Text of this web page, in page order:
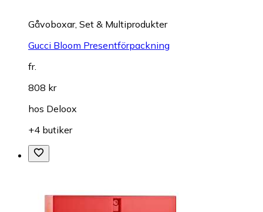
Gåvoboxar, Set & Multiprodukter
Gucci Bloom Presentförpackning
fr.
808 kr
hos Deloox
+4 butiker